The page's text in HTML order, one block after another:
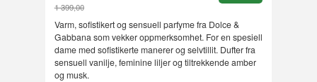
1 399,00
Rabatt
Varm, sofistikert og sensuell parfyme fra Dolce &
Gabbana som vekker oppmerksomhet. For en spesiell
dame med sofistikerte manerer og selvtillit. Dufter fra
sensuell vanilje, feminine liljer og tiltrekkende amber
og musk.